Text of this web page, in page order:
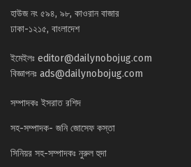
হাউজ নং ৫৯৪, ৯৮, কাওরান বাজার
ঢাকা-১২১৫, বাংলাদেশ
ইমেইলঃ editor@dailynobojug.com
বিজ্ঞাপনঃ ads@dailynobojug.com
সম্পাদকঃ ইসরাত রশিদ
সহ-সম্পাদক- জনি জোসেফ কস্তা
সিনিয়র সহ-সম্পাদকঃ নুরুল হুদা